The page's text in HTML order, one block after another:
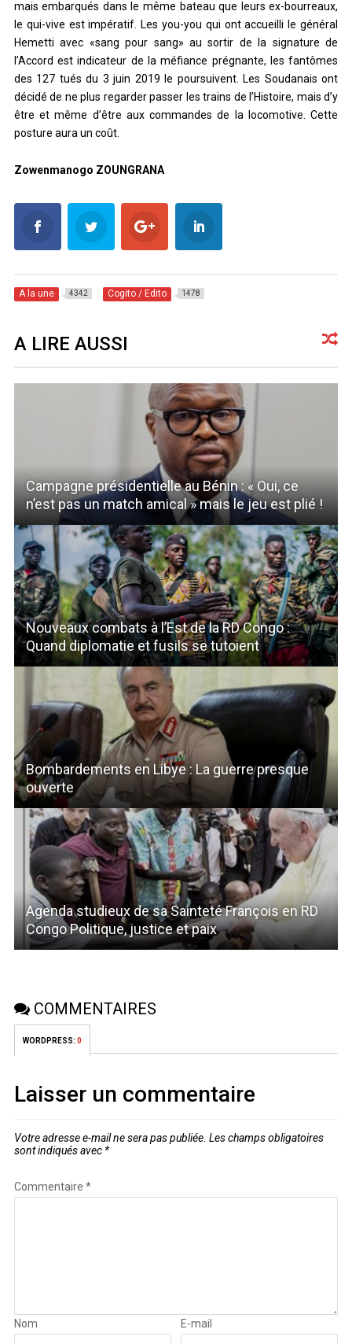
mais embarqués dans le même bateau que leurs ex-bourreaux,
le qui-vive est impératif. Les you-you qui ont accueilli le général
Hemetti avec «sang pour sang» au sortir de la signature de
l’Accord est indicateur de la méfiance prégnante, les fantômes
des 127 tués du 3 juin 2019 le poursuivent. Les Soudanais ont
décidé de ne plus regarder passer les trains de l’Histoire, mais d’y
être et même d’être aux commandes de la locomotive. Cette
posture aura un coût.
Zowenmanogo ZOUNGRANA
A la une 4342 Cogito / Edito 1478
A LIRE AUSSI
Campagne présidentielle au Bénin : « Oui, ce
n’est pas un match amical » mais le jeu est plié !
Nouveaux combats à l’Est de la RD Congo :
Quand diplomatie et fusils se tutoient
Bombardements en Libye : La guerre presque
ouverte
Agenda studieux de sa Sainteté François en RD
Congo Politique, justice et paix
COMMENTAIRES
WORDPRESS: 0
Laisser un commentaire
Votre adresse e-mail ne sera pas publiée. Les champs obligatoires
sont indiqués avec *
Commentaire *
Nom E-mail